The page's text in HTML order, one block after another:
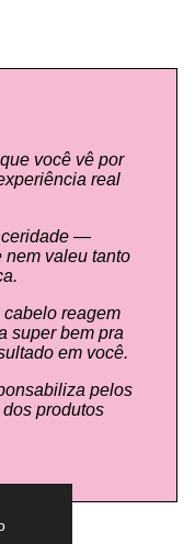
você vê por
real
—
nem valeu tanto
reagem
super bem pra
em você.
pelos
produtos